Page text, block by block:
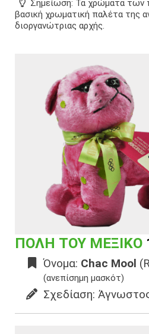
Σημείωση: ​Τα χρώματα των
βασική χρωματική παλέτα της
διοργανώτριας αρχής.
ΠΟΛΗ ΤΟΥ ΜΕΞΙΚΟ
Όνομα: Chac Mool
(ανεπίσημη μασκότ)
Σχεδίαση: